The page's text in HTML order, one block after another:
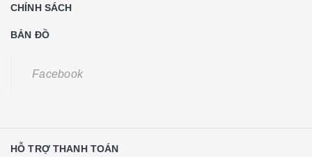
CHÍNH SÁCH
BẢN ĐỒ
Facebook
HỖ TRỢ THANH TOÁN